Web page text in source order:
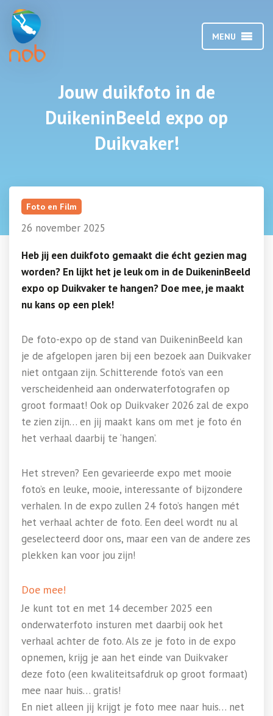
MENU
Jouw duikfoto in de
DuikeninBeeld expo op
Duikvaker!
Foto en Film
26 november 2025
Heb jij een duikfoto gemaakt die écht gezien mag
worden? En lijkt het je leuk om in de DuikeninBeeld
expo op Duikvaker te hangen? Doe mee, je maakt
nu kans op een plek!
De foto-expo op de stand van DuikeninBeeld kan
je de afgelopen jaren bij een bezoek aan Duikvaker
niet ontgaan zijn. Schitterende foto’s van een
verscheidenheid aan onderwaterfotografen op
groot formaat! Ook op Duikvaker 2026 zal de expo
te zien zijn… en jij maakt kans om met je foto én
het verhaal daarbij te ‘hangen’.
Het streven? Een gevarieerde expo met mooie
foto’s en leuke, mooie, interessante of bijzondere
verhalen. In de expo zullen 24 foto’s hangen mét
het verhaal achter de foto. Een deel wordt nu al
geselecteerd door ons, maar een van de andere zes
plekken kan voor jou zijn!
Doe mee!
Je kunt tot en met 14 december 2025 een
onderwaterfoto insturen met daarbij ook het
verhaal achter de foto. Als ze je foto in de expo
opnemen, krijg je aan het einde van Duikvaker
deze foto (een kwaliteitsafdruk op groot formaat)
mee naar huis… gratis!
En niet alleen jij krijgt je foto mee naar huis… net